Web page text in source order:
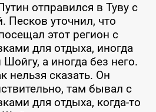
отправился в Туву с
Песков уточнил, что
этот регион с
для отдыха, иногда
а иногда без него.
нельзя сказать. Он
там бывал с
для отдыха, когда-то